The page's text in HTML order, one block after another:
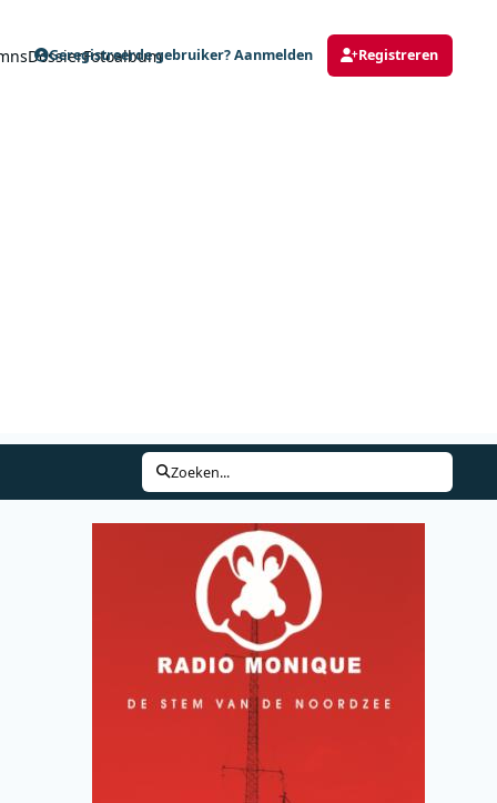
DossierFotoalbum
Geregistreerde gebruiker? Aanmelden Registreren
Zoeken...